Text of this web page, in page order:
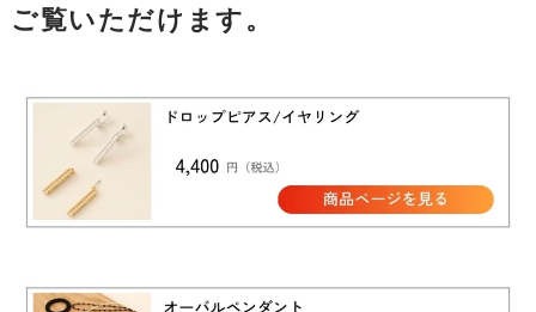
ご覧いただけます。